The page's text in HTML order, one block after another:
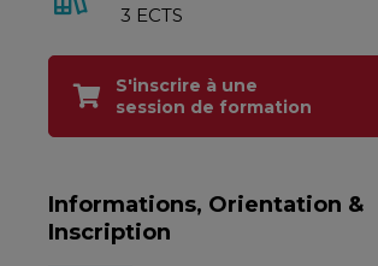
3 ECTS
S'inscrire à une
session de formation
Informations, Orientation &
Inscription